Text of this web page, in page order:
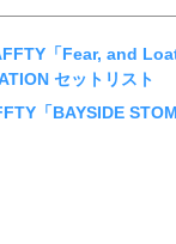
「Fear, and
セットリスト
「BAYSIDE